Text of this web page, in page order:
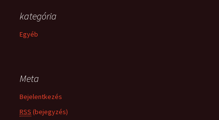
kategória
Egyéb
Meta
Bejelentkezés
RSS (bejegyzés)